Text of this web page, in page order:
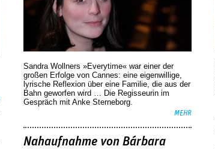
Sandra Wollners »Everytime« war einer der
großen Erfolge von Cannes: eine eigenwillige,
lyrische Reflexion über eine ­Familie, die aus der
Bahn geworfen wird … Die Regisseurin im
Gespräch mit Anke Sterneborg.
MEHR
Nahaufnahme von Bárbara